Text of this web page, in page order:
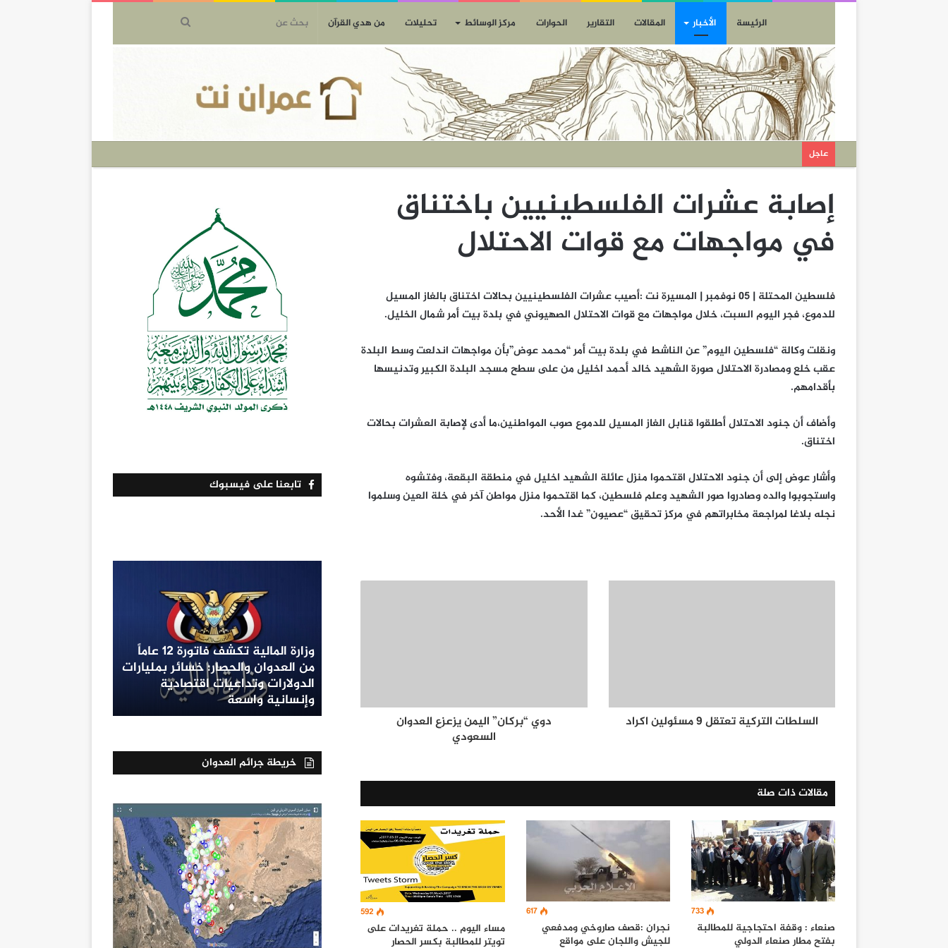
الرئيسة الأخبار المقالات التقارير الحوارات مركز الوسائط تحليلات من هدي القرآن
عاجل
إصابة عشرات الفلسطينيين باختناق
في مواجهات مع قوات الاحتلال
فلسطين المحتلة | 05 نوفمبر | المسيرة نت :أصيب عشرات الفلسطينيين بحالات اختناق بالغاز المسيل
للدموع، فجر اليوم السبت، خلال مواجهات مع قوات الاحتلال الصهيوني في بلدة بيت أمر شمال الخليل.
ونقلت وكالة “فلسطين اليوم” عن الناشط في بلدة بيت أمر “محمد عوض”بأن مواجهات اندلعت وسط البلدة
عقب خلع ومصادرة الاحتلال صورة الشهيد خالد أحمد اخليل من على سطح مسجد البلدة الكبير وتدنيسها
بأقدامهم.
وأضاف أن جنود الاحتلال أطلقوا قنابل الغاز المسيل للدموع صوب المواطنين،ما أدى لإصابة العشرات بحالات
اختناق.
وأشار عوض إلى أن جنود الاحتلال اقتحموا منزل عائلة الشهيد اخليل في منطقة البقعة، وفتشوه
واستجوبوا والده وصادروا صور الشهيد وعلم فلسطين، كما اقتحموا منزل مواطن آخر في خلة العين وسلموا
نجله بلاغا لمراجعة مخابراتهم في مركز تحقيق “عصيون” غدا الأحد.
السلطات التركية تعتقل 9 مسئولين اكراد
دوي “بركان” اليمن يزعزع العدوان
السعودي
مقالات ذات صلة
733
صنعاء : وقفة احتجاجية للمطالبة
بفتح مطار صنعاء الدولي
617
نجران :قصف صاروخي ومدفعي
للجيش واللجان على مواقع
592
مساء اليوم .. حملة تغريدات على
تويتر للمطالبة بكسر الحصار
تابعنا على فيسبوك
وزارة المالية تكشف فاتورة 12 عاماً
من العدوان والحصار: خسائر بمليارات
الدولارات وتداعيات اقتصادية
وإنسانية واسعة
خريطة جرائم العدوان